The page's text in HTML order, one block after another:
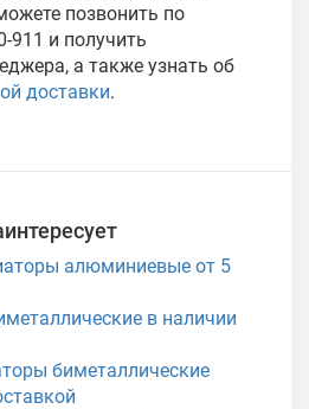
позвонить по
911 и получить
а также узнать об
доставки.
алюминиевые от 5
в наличии
биметаллические